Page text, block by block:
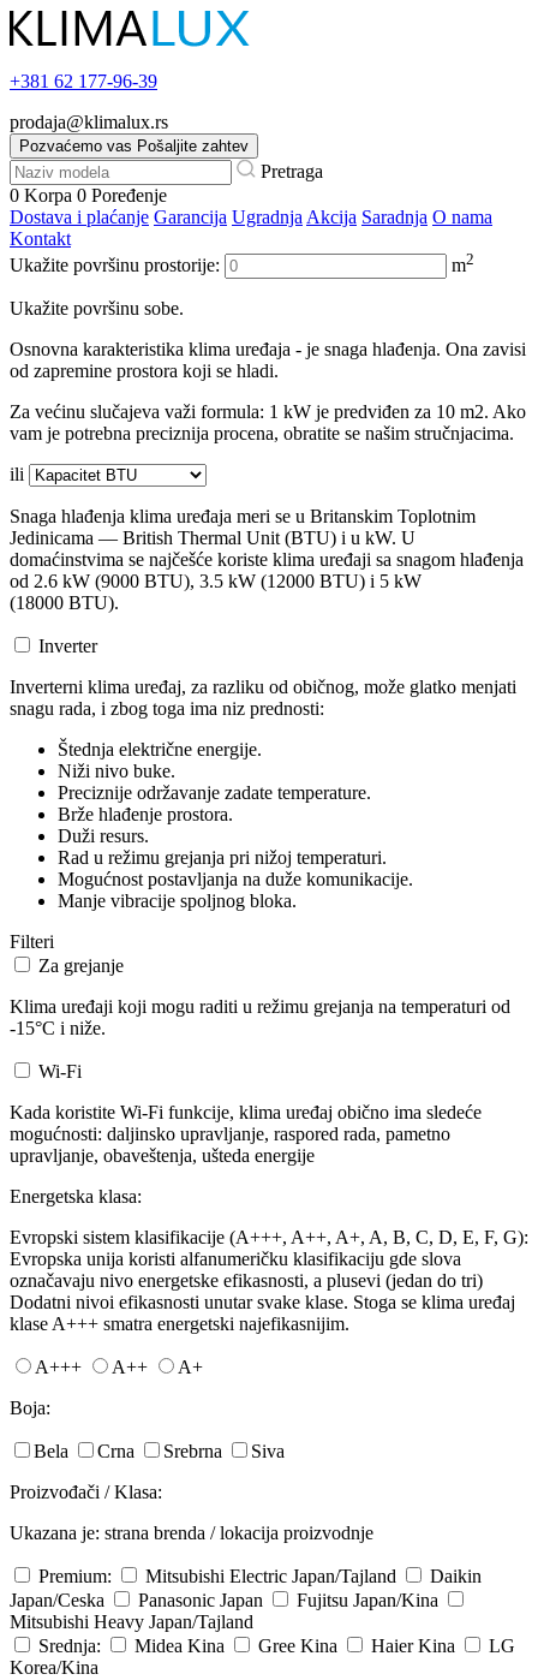
+381 62 177-96-39
prodaja@klimalux.rs
Pozvaćemo vas Pošaljite zahtev
Pretraga
0 Korpa 0 Poređenje
Dostava i plaćanje Garancija Ugradnja Akcija Saradnja O nama
Kontakt
Ukažite površinu prostorije:
m2
Ukažite površinu sobe.
Osnovna karakteristika klima uređaja - je snaga hlađenja. Ona zavisi
od zapremine prostora koji se hladi.
Za većinu slučajeva važi formula: 1 kW je predviđen za 10 m2. Ako
vam je potrebna preciznija procena, obratite se našim stručnjacima.
ili
Snaga hlađenja klima uređaja meri se u Britanskim Toplotnim
Jedinicama — British Thermal Unit (BTU) i u kW. U
domaćinstvima se najčešće koriste klima uređaji sa snagom hlađenja
od 2.6 kW (9000 BTU), 3.5 kW (12000 BTU) i 5 kW
(18000 BTU).
Inverter
Inverterni klima uređaj, za razliku od običnog, može glatko menjati
snagu rada, i zbog toga ima niz prednosti:
Štednja električne energije.
Niži nivo buke.
Preciznije održavanje zadate temperature.
Brže hlađenje prostora.
Duži resurs.
Rad u režimu grejanja pri nižoj temperaturi.
Mogućnost postavljanja na duže komunikacije.
Manje vibracije spoljnog bloka.
Filteri
Za grejanje
Klima uređaji koji mogu raditi u režimu grejanja na temperaturi od
-15°C i niže.
Wi-Fi
Kada koristite Wi-Fi funkcije, klima uređaj obično ima sledeće
mogućnosti: daljinsko upravljanje, raspored rada, pametno
upravljanje, obaveštenja, ušteda energije
Energetska klasa:
Evropski sistem klasifikacije (A+++, A++, A+, A, B, C, D, E, F, G):
Evropska unija koristi alfanumeričku klasifikaciju gde slova
označavaju nivo energetske efikasnosti, a plusevi (jedan do tri)
Dodatni nivoi efikasnosti unutar svake klase. Stoga se klima uređaj
klase A+++ smatra energetski najefikasnijim.
A+++ A++
A+
Boja:
Bela Crna Srebrna
Siva
Proizvođači / Klasa:
Ukazana je: strana brenda / lokacija proizvodnje
Premium: Mitsubishi Electric Japan/Tajland
Daikin
Japan/Ceska
Panasonic Japan Fujitsu Japan/Kina
Mitsubishi Heavy Japan/Tajland
Srednja:
Midea Kina Gree Kina Haier Kina
LG
Korea/Kina